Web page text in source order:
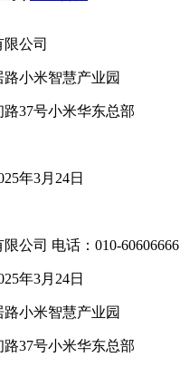
公司
小米智慧产业园
37号小米华东总部
年3月24日
公司 电话：010-60606666
年3月24日
小米智慧产业园
37号小米华东总部